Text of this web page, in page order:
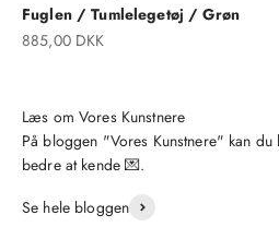
Fuglen / Tumlelegetøj / Grøn
Salgspris
885,00 DKK
På bloggen "Vores Kunstnere" kan
bedre at kende 💌.
Se hele bloggen